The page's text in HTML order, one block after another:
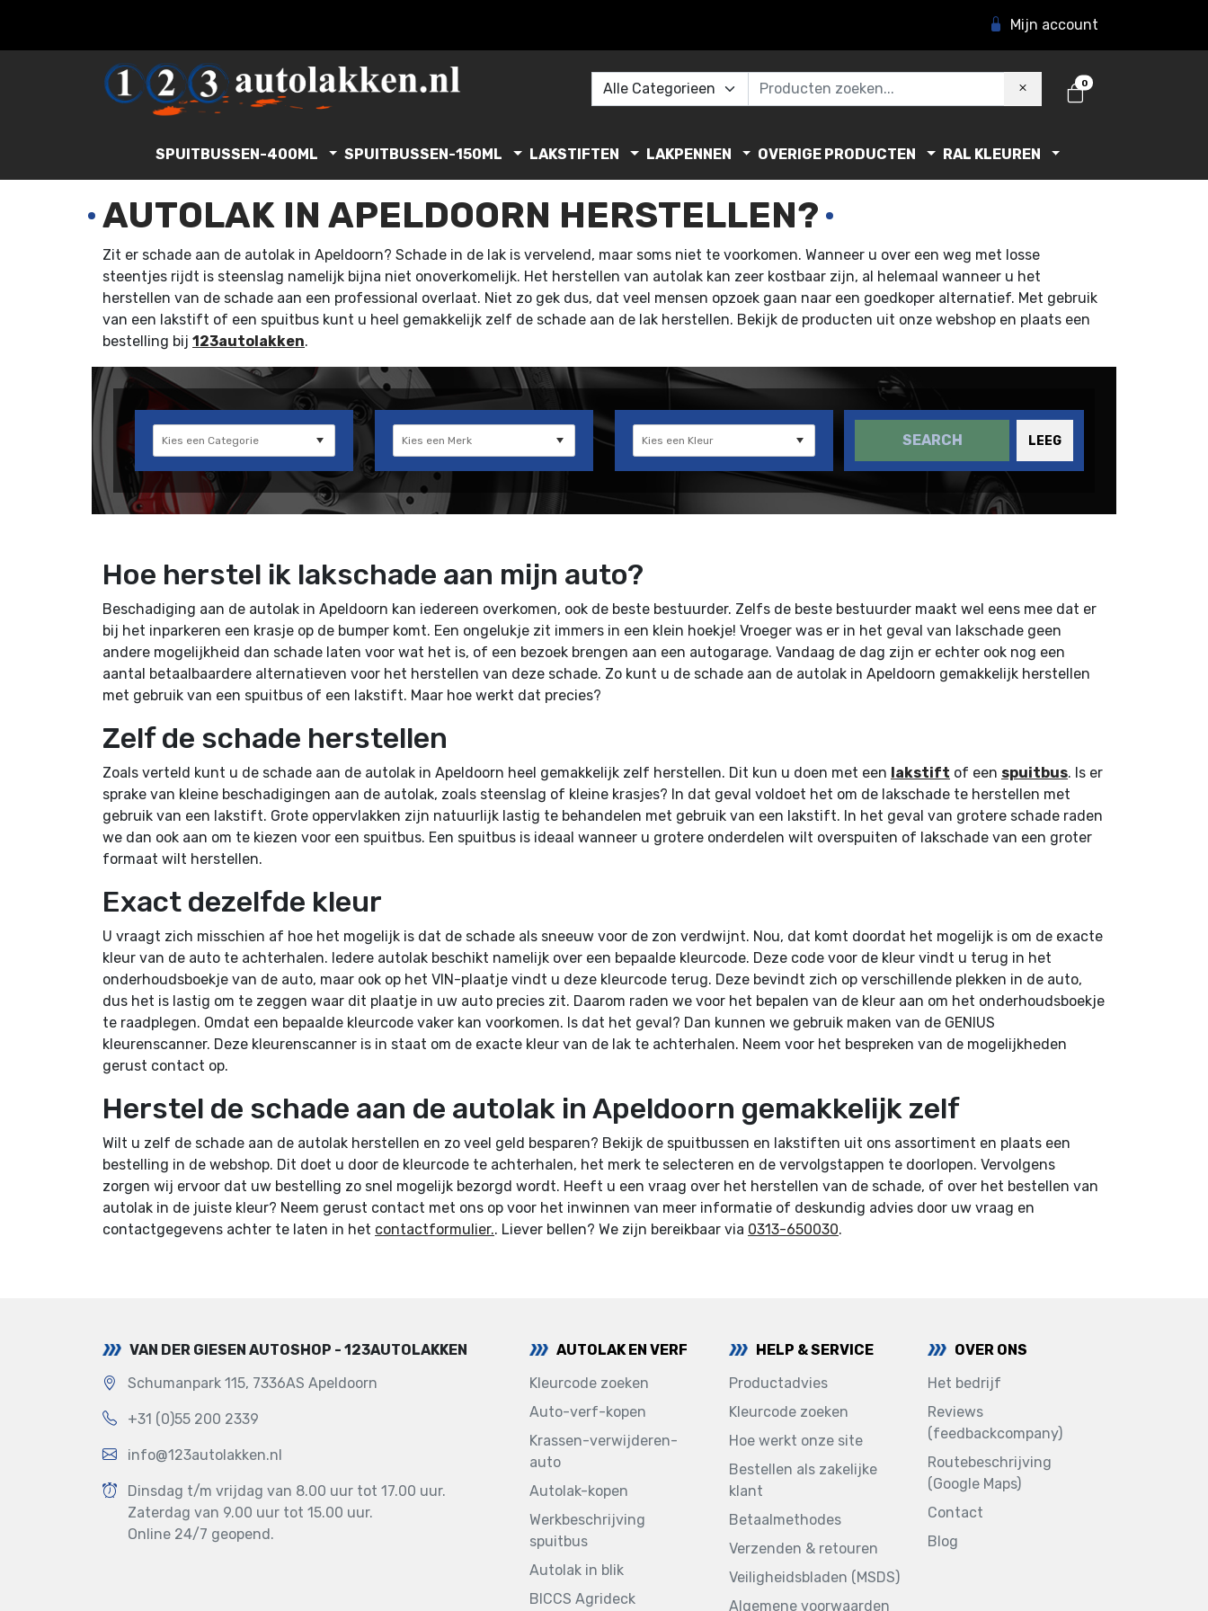
Mijn account
0
SPUITBUSSEN-400ML SPUITBUSSEN-150ML LAKSTIFTEN LAKPENNEN OVERIGE PRODUCTEN RAL KLEUREN
AUTOLAK IN APELDOORN HERSTELLEN?
Zit er schade aan de autolak in Apeldoorn? Schade in de lak is vervelend, maar soms niet te voorkomen. Wanneer u over een weg met losse
steentjes rijdt is steenslag namelijk bijna niet onoverkomelijk. Het herstellen van autolak kan zeer kostbaar zijn, al helemaal wanneer u het
herstellen van de schade aan een professional overlaat. Niet zo gek dus, dat veel mensen opzoek gaan naar een goedkoper alternatief. Met gebruik
van een lakstift of een spuitbus kunt u heel gemakkelijk zelf de schade aan de lak herstellen. Bekijk de producten uit onze webshop en plaats een
bestelling bij 123autolakken.
SEARCH LEEG
Hoe herstel ik lakschade aan mijn auto?
Beschadiging aan de autolak in Apeldoorn kan iedereen overkomen, ook de beste bestuurder. Zelfs de beste bestuurder maakt wel eens mee dat er
bij het inparkeren een krasje op de bumper komt. Een ongelukje zit immers in een klein hoekje! Vroeger was er in het geval van lakschade geen
andere mogelijkheid dan schade laten voor wat het is, of een bezoek brengen aan een autogarage. Vandaag de dag zijn er echter ook nog een
aantal betaalbaardere alternatieven voor het herstellen van deze schade. Zo kunt u de schade aan de autolak in Apeldoorn gemakkelijk herstellen
met gebruik van een spuitbus of een lakstift. Maar hoe werkt dat precies?
Zelf de schade herstellen
Zoals verteld kunt u de schade aan de autolak in Apeldoorn heel gemakkelijk zelf herstellen. Dit kun u doen met een lakstift of een spuitbus. Is er
sprake van kleine beschadigingen aan de autolak, zoals steenslag of kleine krasjes? In dat geval voldoet het om de lakschade te herstellen met
gebruik van een lakstift. Grote oppervlakken zijn natuurlijk lastig te behandelen met gebruik van een lakstift. In het geval van grotere schade raden
we dan ook aan om te kiezen voor een spuitbus. Een spuitbus is ideaal wanneer u grotere onderdelen wilt overspuiten of lakschade van een groter
formaat wilt herstellen.
Exact dezelfde kleur
U vraagt zich misschien af hoe het mogelijk is dat de schade als sneeuw voor de zon verdwijnt. Nou, dat komt doordat het mogelijk is om de exacte
kleur van de auto te achterhalen. Iedere autolak beschikt namelijk over een bepaalde kleurcode. Deze code voor de kleur vindt u terug in het
onderhoudsboekje van de auto, maar ook op het VIN-plaatje vindt u deze kleurcode terug. Deze bevindt zich op verschillende plekken in de auto,
dus het is lastig om te zeggen waar dit plaatje in uw auto precies zit. Daarom raden we voor het bepalen van de kleur aan om het onderhoudsboekje
te raadplegen. Omdat een bepaalde kleurcode vaker kan voorkomen. Is dat het geval? Dan kunnen we gebruik maken van de GENIUS
kleurenscanner. Deze kleurenscanner is in staat om de exacte kleur van de lak te achterhalen. Neem voor het bespreken van de mogelijkheden
gerust contact op.
Herstel de schade aan de autolak in Apeldoorn gemakkelijk zelf
Wilt u zelf de schade aan de autolak herstellen en zo veel geld besparen? Bekijk de spuitbussen en lakstiften uit ons assortiment en plaats een
bestelling in de webshop. Dit doet u door de kleurcode te achterhalen, het merk te selecteren en de vervolgstappen te doorlopen. Vervolgens
zorgen wij ervoor dat uw bestelling zo snel mogelijk bezorgd wordt. Heeft u een vraag over het herstellen van de schade, of over het bestellen van
autolak in de juiste kleur? Neem gerust contact met ons op voor het inwinnen van meer informatie of deskundig advies door uw vraag en
contactgegevens achter te laten in het contactformulier.. Liever bellen? We zijn bereikbaar via 0313-650030.
VAN DER GIESEN AUTOSHOP - 123AUTOLAKKEN
Schumanpark 115, 7336AS Apeldoorn
+31 (0)55 200 2339
info@123autolakken.nl
Dinsdag t/m vrijdag van 8.00 uur tot 17.00 uur.
Zaterdag van 9.00 uur tot 15.00 uur.
Online 24/7 geopend.
AUTOLAK EN VERF
Kleurcode zoeken
Auto-verf-kopen
Krassen-verwijderen-
auto
Autolak-kopen
Werkbeschrijving
spuitbus
Autolak in blik
BICCS Agrideck
HELP & SERVICE
Productadvies
Kleurcode zoeken
Hoe werkt onze site
Bestellen als zakelijke
klant
Betaalmethodes
Verzenden & retouren
Veiligheidsbladen (MSDS)
Algemene voorwaarden
OVER ONS
Het bedrijf
Reviews
(feedbackcompany)
Routebeschrijving
(Google Maps)
Contact
Blog